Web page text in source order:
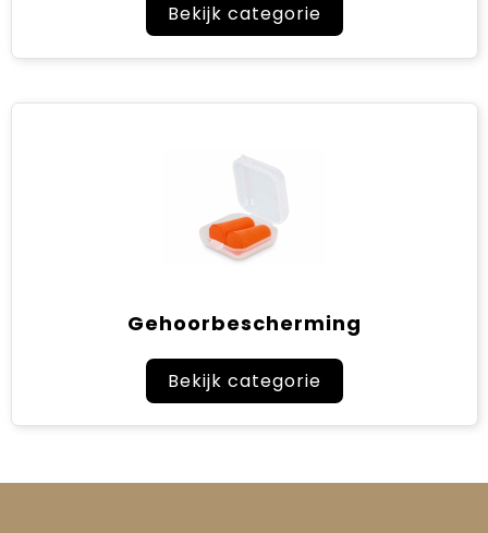
Bekijk categorie
Gehoorbescherming
Bekijk categorie